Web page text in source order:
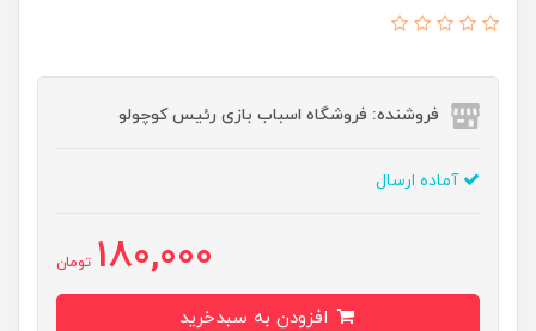
فروشنده: فروشگاه اسباب بازی رئیس کوچولو
آماده ارسال
180,000 تومان